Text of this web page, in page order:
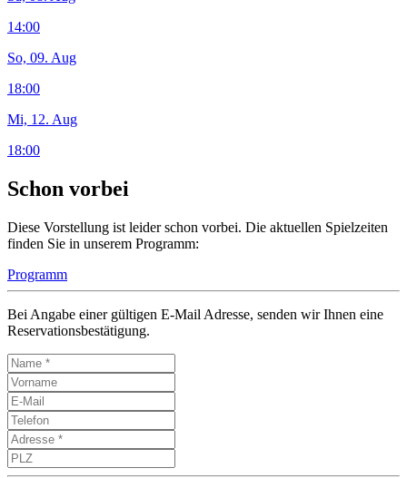
14:00
So, 09. Aug
18:00
Mi, 12. Aug
18:00
Schon vorbei
Diese Vorstellung ist leider schon vorbei. Die aktuellen Spielzeiten
finden Sie in unserem Programm:
Programm
Bei Angabe einer gültigen E-Mail Adresse, senden wir Ihnen eine
Reservationsbestätigung.